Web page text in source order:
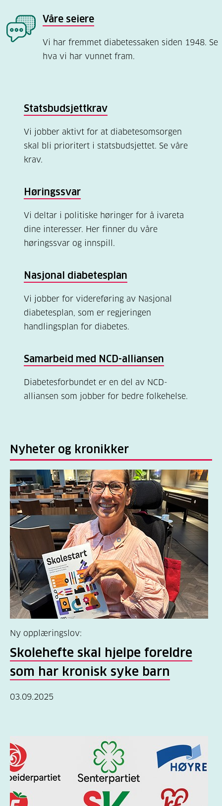
Våre seiere
Vi har fremmet diabetessaken siden 1948. Se
hva vi har vunnet fram.
Statsbudsjettkrav
Vi jobber aktivt for at diabetesomsorgen
skal bli prioritert i statsbudsjettet. Se våre
krav.
Høringssvar
Vi deltar i politiske høringer for å ivareta
dine interesser. Her finner du våre
høringssvar og innspill.
Nasjonal diabetesplan
Vi jobber for videreføring av Nasjonal
diabetesplan, som er regjeringen
handlingsplan for diabetes.
Samarbeid med NCD-alliansen
Diabetesforbundet er en del av NCD-
alliansen som jobber for bedre folkehelse.
Nyheter og kronikker
Ny opplæringslov:
Skolehefte skal hjelpe foreldre
som har kronisk syke barn
03.09.2025